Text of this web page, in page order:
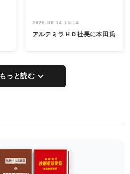
2026.08.04 15:14
アルテミラＨＤ社長に本田氏
もっと読む